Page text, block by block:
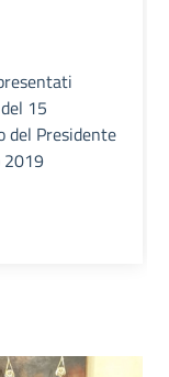
15
del Presidente
2019